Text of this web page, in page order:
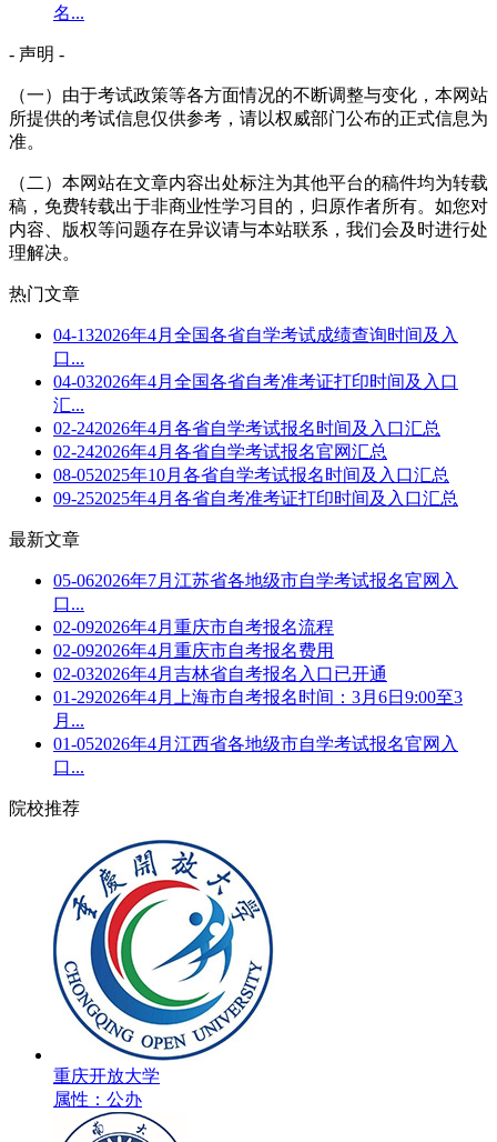
名...
- 声明 -
（一）由于考试政策等各方面情况的不断调整与变化，本网站
所提供的考试信息仅供参考，请以权威部门公布的正式信息为
准。
（二）本网站在文章内容出处标注为其他平台的稿件均为转载
稿，免费转载出于非商业性学习目的，归原作者所有。如您对
内容、版权等问题存在异议请与本站联系，我们会及时进行处
理解决。
热门文章
04-132026年4月全国各省自学考试成绩查询时间及入
口...
04-032026年4月全国各省自考准考证打印时间及入口
汇...
02-242026年4月各省自学考试报名时间及入口汇总
02-242026年4月各省自学考试报名官网汇总
08-052025年10月各省自学考试报名时间及入口汇总
09-252025年4月各省自考准考证打印时间及入口汇总
最新文章
05-062026年7月江苏省各地级市自学考试报名官网入
口...
02-092026年4月重庆市自考报名流程
02-092026年4月重庆市自考报名费用
02-032026年4月吉林省自考报名入口已开通
01-292026年4月上海市自考报名时间：3月6日9:00至3
月...
01-052026年4月江西省各地级市自学考试报名官网入
口...
院校推荐
重庆开放大学
属性：公办